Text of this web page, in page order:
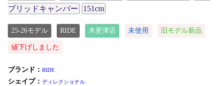
ブリッドキャンバー
151cm
25-26モデル RIDE 木更津店 未使用 旧モデル新品
値下げしました
ブランド： RIDE
シェイプ： ディレクショナル